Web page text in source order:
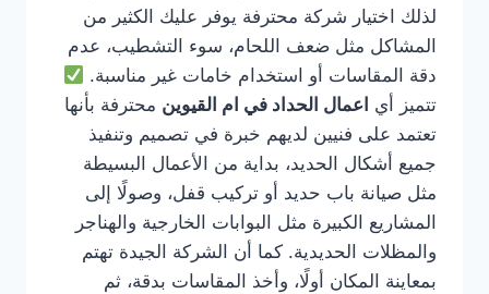
لذلك اختيار شركة محترفة يوفر عليك الكثير من
المشاكل مثل ضعف اللحام، سوء التشطيب، عدم
دقة المقاسات أو استخدام خامات غير مناسبة.
تتميز أي اعمال الحداد في ام القيوين محترفة بأنها
تعتمد على فنيين لديهم خبرة في تصميم وتنفيذ
جميع أشكال الحديد، بداية من الأعمال البسيطة
مثل صيانة باب حديد أو تركيب قفل، وصولًا إلى
المشاريع الكبيرة مثل البوابات الخارجية والهناجر
والمظلات الحديدية. كما أن الشركة الجيدة تهتم
بمعاينة المكان أولًا، وأخذ المقاسات بدقة، ثم